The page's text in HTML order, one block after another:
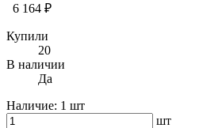
6 164 ₽
Купили
20
В наличии
Да
Наличие: 1 шт
шт